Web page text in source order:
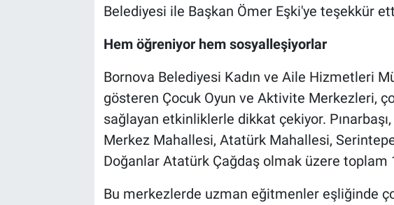
Belediyesi ile Başkan Ömer Eşki'ye teşekkür
Hem öğreniyor hem sosyalleşiyorlar
Bornova Belediyesi Kadın ve Aile Hizmetleri
gösteren Çocuk Oyun ve Aktivite Merkezleri,
sağlayan etkinliklerle dikkat çekiyor.
Merkez Mahallesi, Atatürk Mahallesi,
Doğanlar Atatürk Çağdaş olmak üzere
Bu merkezlerde uzman eğitmenler eşliğinde